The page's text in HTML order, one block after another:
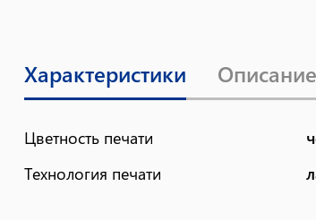
Характеристики Описание
Цветность печати
Технология печати